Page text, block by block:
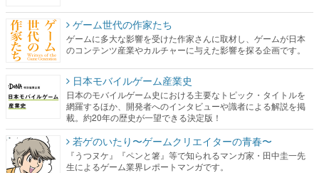
ゲーム世代の作家たち
ゲームに多大な影響を受けた作家さんに取材し、ゲームが日本
のコンテンツ産業やカルチャーに与えた影響を探る企画です。
日本モバイルゲーム産業史
日本のモバイルゲーム史における主要なトピック・タイトルを
網羅するほか、開発者へのインタビューや識者による解説を掲
載。約20年の歴史が一望できる決定版！
若ゲのいたり〜ゲームクリエイターの青春〜
『うつヌケ』『ペンと箸』等で知られるマンガ家・田中圭一先
生によるゲーム業界レポートマンガです。